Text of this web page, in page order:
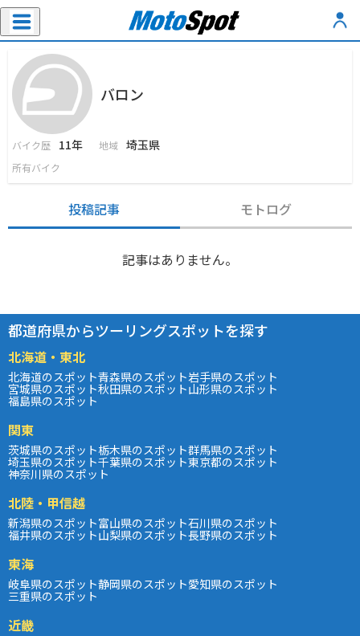
バロン
バイク歴 11年 地域 埼玉県
所有バイク
投稿記事 モトログ
記事はありません。
都道府県からツーリングスポットを探す
北海道・東北
北海道のスポット青森県のスポット岩手県のスポット
宮城県のスポット秋田県のスポット山形県のスポット
福島県のスポット
関東
茨城県のスポット栃木県のスポット群馬県のスポット
埼玉県のスポット千葉県のスポット東京都のスポット
神奈川県のスポット
北陸・甲信越
新潟県のスポット富山県のスポット石川県のスポット
福井県のスポット山梨県のスポット長野県のスポット
東海
岐阜県のスポット静岡県のスポット愛知県のスポット
三重県のスポット
近畿